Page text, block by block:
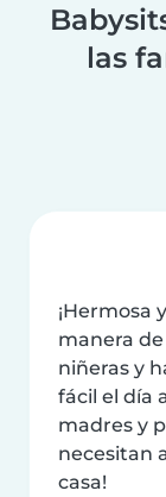
las
¡Hermosa
manera
niñeras y
fácil el día
madres y
necesitan
casa!